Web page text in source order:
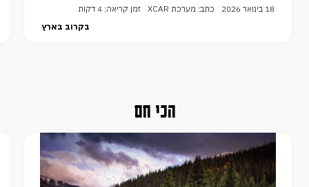
18 בינואר 2026 כתב: מערכת XCAR
זמן קריאה: 4 דקות
בקרוב בארץ
הכי חם